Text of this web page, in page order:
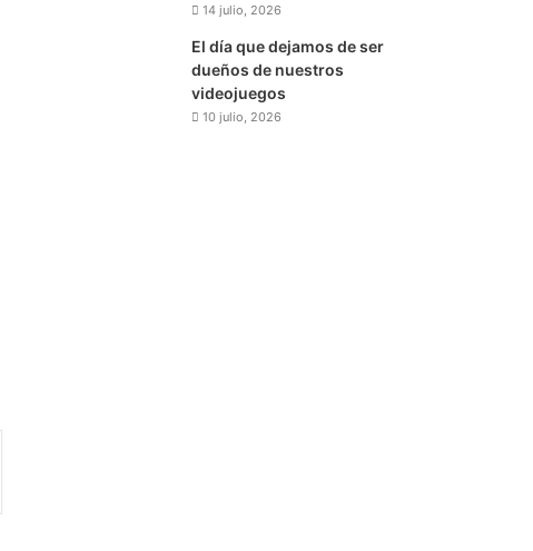
14 julio, 2026
El día que dejamos de ser
dueños de nuestros
videojuegos
10 julio, 2026